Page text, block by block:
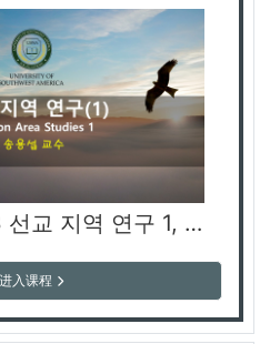
ACPK 2025-3 선교 지역 연구 1, Mission Area Studies I, Исследование миссионерских регионов I (송용섭 교수)
进入课程